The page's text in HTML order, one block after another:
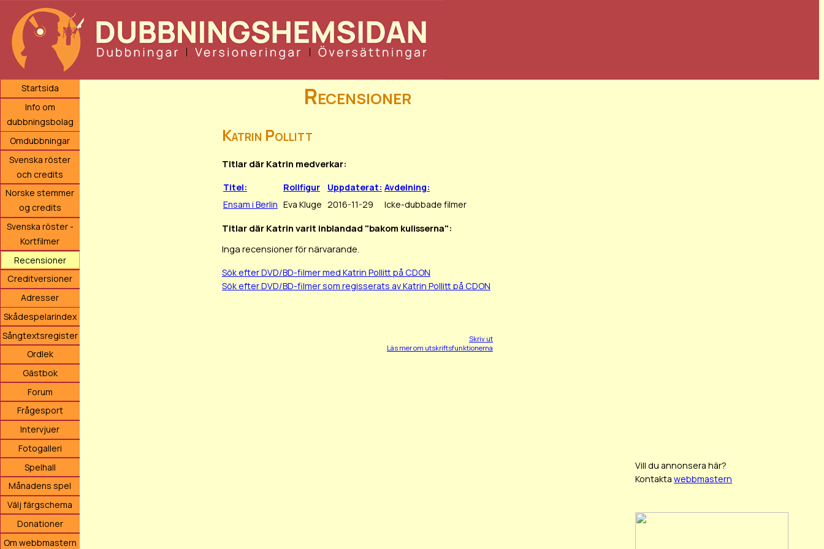
Startsida
Info om
dubbningsbolag
Omdubbningar
Svenska röster
och credits
Norske stemmer
og credits
Svenska röster -
Kortfilmer
Recensioner
Creditversioner
Adresser
Skådespelarindex
Sångtextsregister
Ordlek
Gästbok
Forum
Frågesport
Intervjuer
Fotogalleri
Spelhall
Månadens spel
Välj färgschema
Donationer
Om webbmastern
Recensioner
Katrin Pollitt
Titlar där Katrin medverkar:
Titel: Rollfigur Uppdaterat: Avdelning:
Ensam i Berlin Eva Kluge 2016-11-29 Icke-dubbade filmer
Titlar där Katrin varit inblandad "bakom kulisserna":
Inga recensioner för närvarande.
Sök efter DVD/BD-filmer med Katrin Pollitt på CDON
Sök efter DVD/BD-filmer som regisserats av Katrin Pollitt på CDON
Skriv ut
Läs mer om utskriftsfunktionerna
Vill du annonsera här?
Kontakta webbmastern